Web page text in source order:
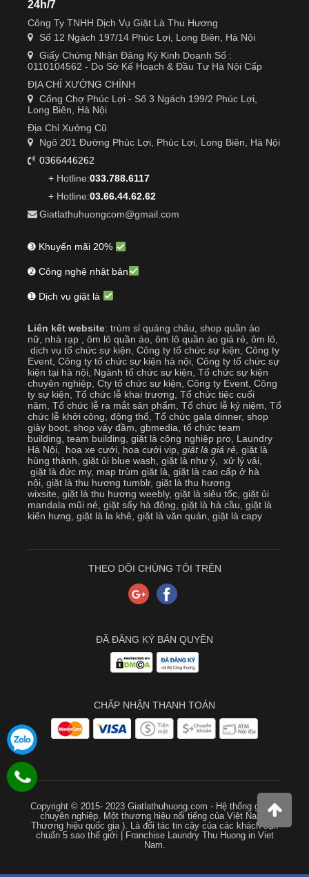
24h/7
Công Ty TNHH Dịch Vụ Giặt Là Thu Hương
Số 12 Ngách 197/14 Phúc Lợi, Long Biên, Hà Nội
Giấy Chứng Nhận Đăng Ký Kinh Doanh Số :
0110104562 - Do Sở Kế Hoạch & Đầu Tư Hà Nội Cấp
ĐỊA CHỈ XƯỞNG CHÍNH
Cổng Chợ Phúc Lợi - Số 3 Ngách 199/2 Phúc Lợi,
Long Biên, Hà Nội
Địa Chỉ Xưởng Cũ
Ngõ 201 Đường Phúc Lợi, Phúc Lợi, Long Biên, Hà Nội
0366446262
+ Hotline:033.788.6117
+ Hotline:03.66.44.62.62
Giatlathuhuongcom@gmail.com
➌ Khuyến mãi 20%
➋ Công nghệ nhật bản
➊ Dịch vụ giặt là
Liên kết website: trùm sỉ quảng châu shop quần áo
nữ nhà rạp ôm lô quần áo ôm lô quần áo giá rẻ ôm lô
dịch vụ tổ chức sự kiện Công ty tổ chức sự kiện Công ty
Event Công ty tổ chức sự kiện hà nội Công ty tổ chức sự
kiện tại hà nội Ngành tổ chức sự kiện Tổ chức sự kiện
chuyên nghiệp Cty tổ chức sự kiện Công ty Event Công
ty sự kiện Tổ chức lễ khai trương Tổ chức tiệc cuối
năm Tổ chức lễ ra mắt sản phẩm Tổ chức lễ kỷ niệm Tổ
chức lễ khởi công, động thổ Tổ chức gala dinner, shop
giày boot shop váy đầm gbmedia tổ chức team
building team building giặt là công nghiệp pro Laundry
Hà Nội
hoa xe cưới hoa cưới vip giặt là giá rẻ giặt là
hùng thành giặt ủi blue wash giặt là như ý xử lý vải
giặt là đức my, map trùm giặt là giặt là cao cấp ở hà
nội giặt là thu hương tumblr, giặt là thu hương
wixsite giặt là thu hương weebly, giặt là siêu tốc giặt ủi
mandala mũi né giặt sấy hà đông giặt là hà cầu giặt là
kiến hưng giặt là la khê giặt là văn quán giặt là capy
THEO DÕI CHÚNG TÔI TRÊN
ĐÃ ĐĂNG KÝ BẢN QUYỀN
CHẤP NHẬN THANH TOÁN
Copyright © 2015- 2023 Giatlathuhuong.com - Hệ thống giặt là
chuyên nghiệp. Một thương hiệu nổi tiếng của Việt Nam (
Thương hiệu quốc gia ). Là đối tác tin cậy của các khách sạn
chuẩn 5 sao thế giới | Franchise Laundry Thu Huong in Viet
Nam.